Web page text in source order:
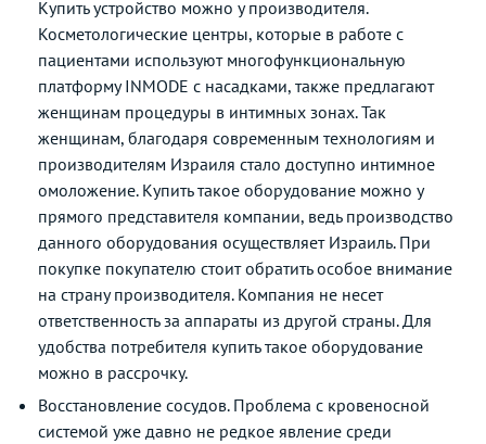
Купить устройство можно у производителя.
Косметологические центры, которые в работе с
пациентами используют многофункциональную
платформу INMODE с насадками, также предлагают
женщинам процедуры в интимных зонах. Так
женщинам, благодаря современным технологиям и
производителям Израиля стало доступно интимное
омоложение. Купить такое оборудование можно у
прямого представителя компании, ведь производство
данного оборудования осуществляет Израиль. При
покупке покупателю стоит обратить особое внимание
на страну производителя. Компания не несет
ответственность за аппараты из другой страны. Для
удобства потребителя купить такое оборудование
можно в рассрочку.
Восстановление сосудов. Проблема с кровеносной
системой уже давно не редкое явление среди